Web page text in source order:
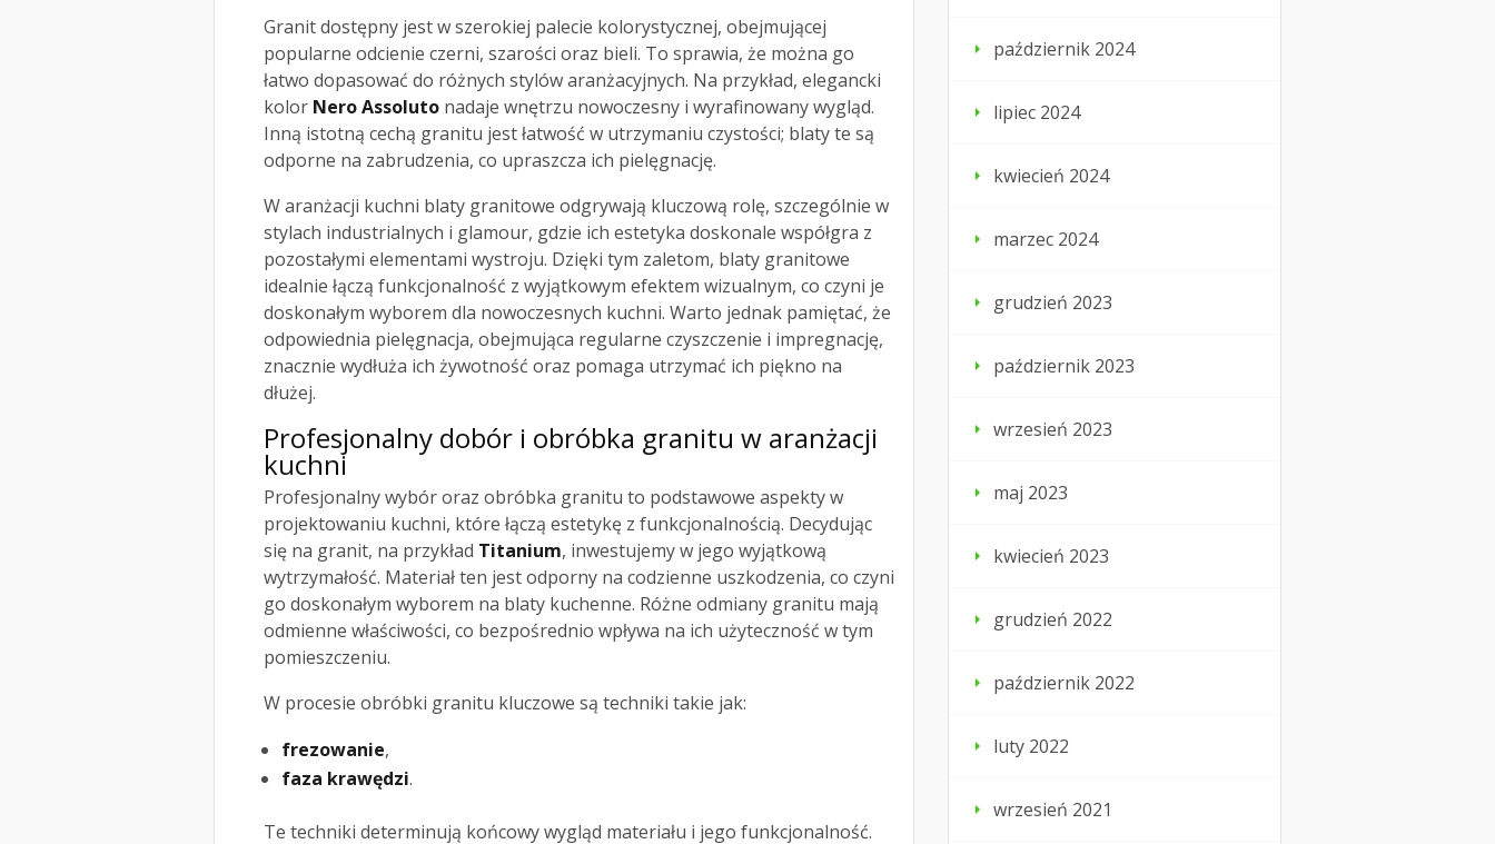
Granit dostępny jest w szerokiej palecie kolorystycznej, obejmującej
popularne odcienie czerni, szarości oraz bieli. To sprawia, że można go
łatwo dopasować do różnych stylów aranżacyjnych. Na przykład, elegancki
kolor Nero Assoluto nadaje wnętrzu nowoczesny i wyrafinowany wygląd.
Inną istotną cechą granitu jest łatwość w utrzymaniu czystości; blaty te są
odporne na zabrudzenia, co upraszcza ich pielęgnację.
W aranżacji kuchni blaty granitowe odgrywają kluczową rolę, szczególnie w
stylach industrialnych i glamour, gdzie ich estetyka doskonale współgra z
pozostałymi elementami wystroju. Dzięki tym zaletom, blaty granitowe
idealnie łączą funkcjonalność z wyjątkowym efektem wizualnym, co czyni je
doskonałym wyborem dla nowoczesnych kuchni. Warto jednak pamiętać, że
odpowiednia pielęgnacja, obejmująca regularne czyszczenie i impregnację,
znacznie wydłuża ich żywotność oraz pomaga utrzymać ich piękno na
dłużej.
Profesjonalny dobór i obróbka granitu w aranżacji
kuchni
Profesjonalny wybór oraz obróbka granitu to podstawowe aspekty w
projektowaniu kuchni, które łączą estetykę z funkcjonalnością. Decydując
się na granit, na przykład Titanium, inwestujemy w jego wyjątkową
wytrzymałość. Materiał ten jest odporny na codzienne uszkodzenia, co czyni
go doskonałym wyborem na blaty kuchenne. Różne odmiany granitu mają
odmienne właściwości, co bezpośrednio wpływa na ich użyteczność w tym
pomieszczeniu.
W procesie obróbki granitu kluczowe są techniki takie jak:
frezowanie,
faza krawędzi.
Te techniki determinują końcowy wygląd materiału i jego funkcjonalność.
październik 2024
lipiec 2024
kwiecień 2024
marzec 2024
grudzień 2023
październik 2023
wrzesień 2023
maj 2023
kwiecień 2023
grudzień 2022
październik 2022
luty 2022
wrzesień 2021